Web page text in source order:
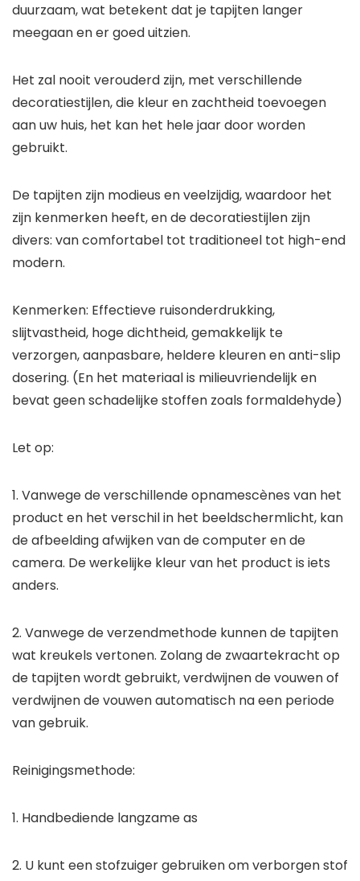
duurzaam, wat betekent dat je tapijten langer
meegaan en er goed uitzien.
Het zal nooit verouderd zijn, met verschillende
decoratiestijlen, die kleur en zachtheid toevoegen
aan uw huis, het kan het hele jaar door worden
gebruikt.
De tapijten zijn modieus en veelzijdig, waardoor het
zijn kenmerken heeft, en de decoratiestijlen zijn
divers: van comfortabel tot traditioneel tot high-end
modern.
Kenmerken: Effectieve ruisonderdrukking,
slijtvastheid, hoge dichtheid, gemakkelijk te
verzorgen, aanpasbare, heldere kleuren en anti-slip
dosering. (En het materiaal is milieuvriendelijk en
bevat geen schadelijke stoffen zoals formaldehyde)
Let op:
1. Vanwege de verschillende opnamescènes van het
product en het verschil in het beeldschermlicht, kan
de afbeelding afwijken van de computer en de
camera. De werkelijke kleur van het product is iets
anders.
2. Vanwege de verzendmethode kunnen de tapijten
wat kreukels vertonen. Zolang de zwaartekracht op
de tapijten wordt gebruikt, verdwijnen de vouwen of
verdwijnen de vouwen automatisch na een periode
van gebruik.
Reinigingsmethode:
1. Handbediende langzame as
2. U kunt een stofzuiger gebruiken om verborgen stof